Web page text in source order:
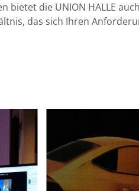
bietet die UNION HALLE
das sich Ihren